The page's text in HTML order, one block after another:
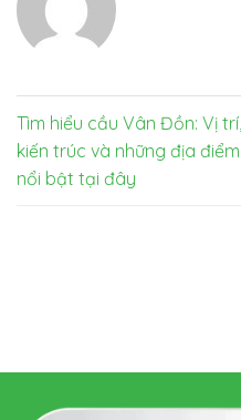
Tìm hiểu cầu Vân Đồn: Vị trí,
kiến trúc và những địa điểm
nổi bật tại đây